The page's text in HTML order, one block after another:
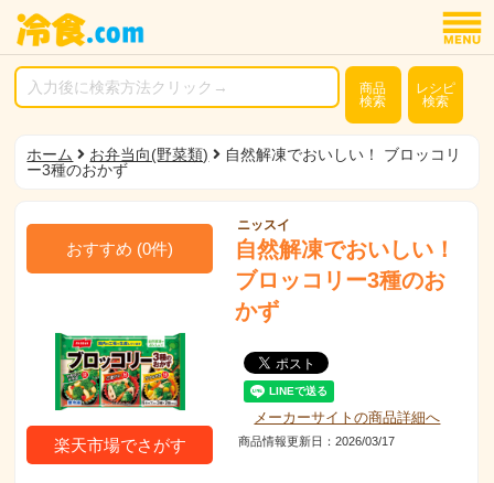
商品
検索
レシピ
検索
ホーム お弁当向(野菜類)
自然解凍でおいしい！ ブロッコリ
ー3種のおかず
おすすめ (0件)
楽天市場でさがす
ニッスイ
自然解凍でおいしい！
ブロッコリー3種のお
かず
メーカーサイトの商品詳細へ
商品情報更新日：2026/03/17